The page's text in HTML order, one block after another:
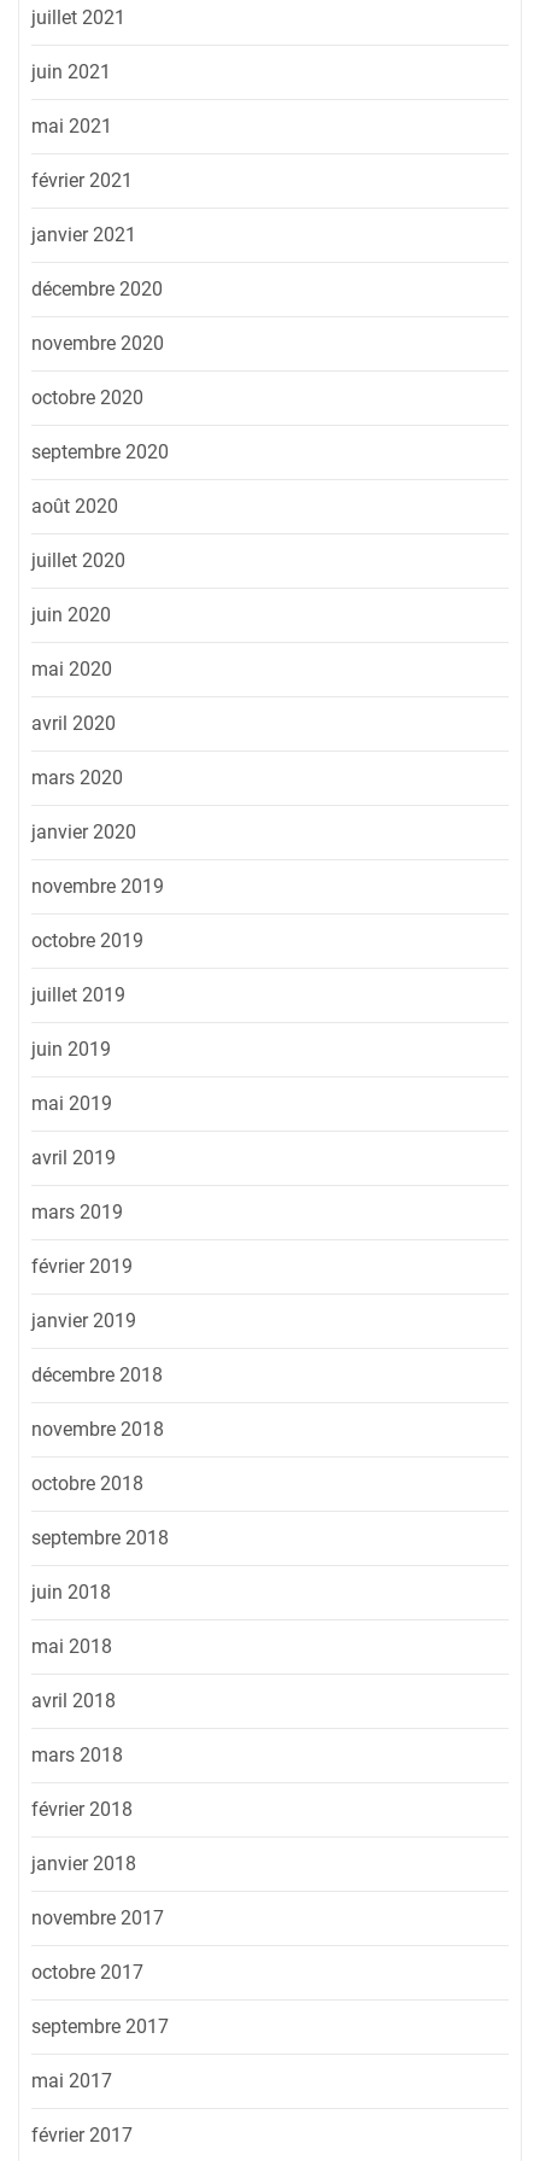
juillet 2021
juin 2021
mai 2021
février 2021
janvier 2021
décembre 2020
novembre 2020
octobre 2020
septembre 2020
août 2020
juillet 2020
juin 2020
mai 2020
avril 2020
mars 2020
janvier 2020
novembre 2019
octobre 2019
juillet 2019
juin 2019
mai 2019
avril 2019
mars 2019
février 2019
janvier 2019
décembre 2018
novembre 2018
octobre 2018
septembre 2018
juin 2018
mai 2018
avril 2018
mars 2018
février 2018
janvier 2018
novembre 2017
octobre 2017
septembre 2017
mai 2017
février 2017